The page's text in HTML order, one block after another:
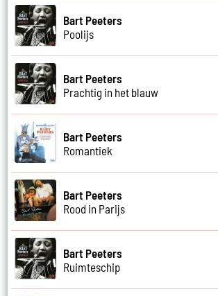
Bart Peeters
Poolijs
Bart Peeters
Prachtig in het blauw
Bart Peeters
Romantiek
Bart Peeters
Rood in Parijs
Bart Peeters
Ruimteschip